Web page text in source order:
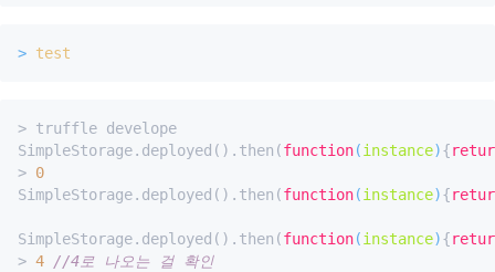
> test
> truffle develope
SimpleStorage.deployed().then(function(instance){
> 0
SimpleStorage.deployed().then(function(instance){
SimpleStorage.deployed().then(function(instance){
> 4 //4로 나오는 걸 확인